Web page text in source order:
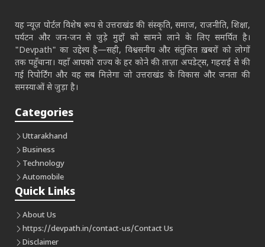
यह न्यूज़ पोर्टल विशेष रूप से उत्तराखंड की संस्कृति, समाज, राजनीति, शिक्षा,
पर्यटन और जन-जन से जुड़े मुद्दों को सामने लाने के लिए समर्पित है।
"Devpath" का उद्देश्य है—सही, विश्वसनीय और संतुलित ख़बरों को लोगों
तक पहुँचाना। यहाँ आपको राज्य के हर कोने की ताज़ा अपडेट्स, गहराई से की
गई रिपोर्टिंग और वह सब मिलेगा जो उत्तराखंड के विकास और जनता की
समस्याओं से जुड़ा है।
Categories
Uttarakhand
Business
Technology
Automobile
Quick Links
About Us
https://devpath.in/contact-us/Contact Us
Disclaimer